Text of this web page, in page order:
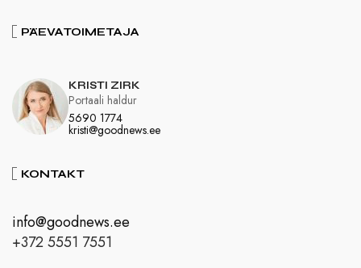
PÄEVATOIMETAJA
KRISTI ZIRK
5690 1774
kristi@goodnews.ee
Portaali haldur
KONTAKT
info@goodnews.ee
+372 5551 7551